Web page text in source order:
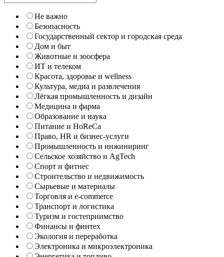
Не важно
Безопасность
Государственный сектор и городская среда
Дом и быт
Животные и зоосфера
ИТ и телеком
Красота, здоровье и wellness
Культура, медиа и развлечения
Лёгкая промышленность и дизайн
Медицина и фарма
Образование и наука
Питание и HoReCa
Право, HR и бизнес-услуги
Промышленность и инжиниринг
Сельское хозяйство и AgTech
Спорт и фитнес
Строительство и недвижимость
Сырьевые и материалы
Торговля и e-commerce
Транспорт и логистика
Туризм и гостеприимство
Финансы и финтех
Экология и переработка
Электроника и микроэлектроника